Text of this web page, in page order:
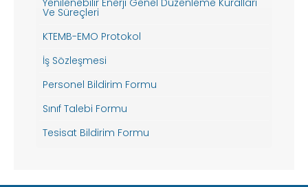
Yenilenebilir Enerji Genel Düzenleme Kuralları
Ve Süreçleri
KTEMB-EMO Protokol
İş Sözleşmesi
Personel Bildirim Formu
Sınıf Talebi Formu
Tesisat Bildirim Formu